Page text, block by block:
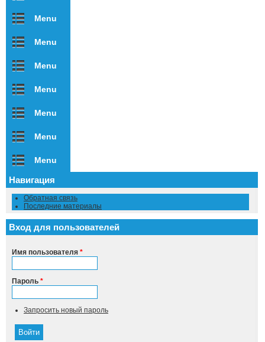
Menu
Menu
Menu
Menu
Menu
Menu
Menu
Навигация
Обратная связь
Последние материалы
Вход для пользователей
Имя пользователя *
Пароль *
Запросить новый пароль